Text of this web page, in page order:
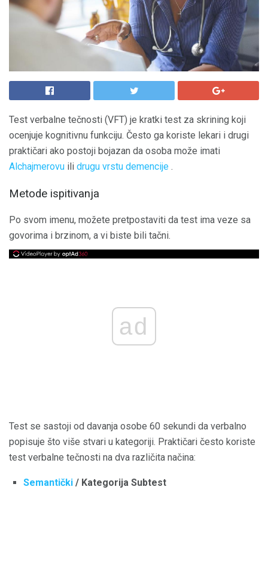
Test verbalne tečnosti (VFT) je kratki test za skrining koji
ocenjuje kognitivnu funkciju. Često ga koriste lekari i drugi
praktičari ako postoji bojazan da osoba može imati
Alchajmerovu ili drugu vrstu demencije .
Metode ispitivanja
Po svom imenu, možete pretpostaviti da test ima veze sa
govorima i brzinom, a vi biste bili tačni.
ad
Test se sastoji od davanja osobe 60 sekundi da verbalno
popisuje što više stvari u kategoriji. Praktičari često koriste
test verbalne tečnosti na dva različita načina:
Semantički / Kategorija Subtest